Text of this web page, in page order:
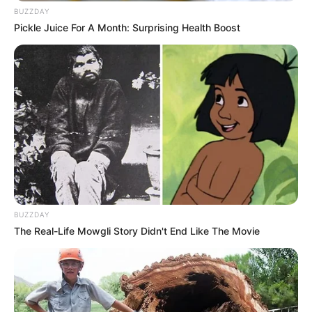
une valeur assez haute. Ses dernières sorties à Auteuil
n’ont pas rassuré. Toutefois, il retrouve une piste qu’il
précision.
EASTER SUNDAY (14) effectue une semi-rentrée face à des
adversaires affûtés. Son entourage reconnaît un niveau
relevé pour lui. Malgré un petit poids, il peut manquer de
condition. Dès lors, son objectif se limite à une allocation.
CAITLIN’S COURT (15) détient une chance théorique dans le
bas du tableau. Cependant, son caractère complique son
exploitation en course. En revanche, l’allongement de la
lutter.
FRIPON DU SEUIL (16) monte de catégorie dans ce Quinté+
relevé. Bien qu’il adore le terrain lourd, ses dernières
sorties n’ont pas convaincu. Toutefois, son petit poids
BUZZDAY
Pickle Juice For A Month: Surprising Health Boost
BUZZDAY
The Real-Life Mowgli Story Didn't End Like The Movie